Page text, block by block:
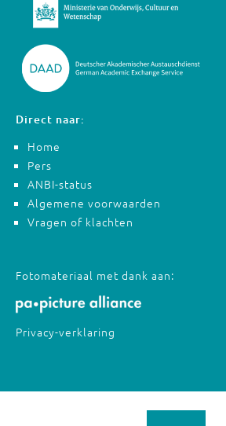
Direct naar:
Home
Pers
ANBI-status
Algemene voorwaarden
Vragen of klachten
Fotomateriaal met dank aan:
Privacy-verklaring